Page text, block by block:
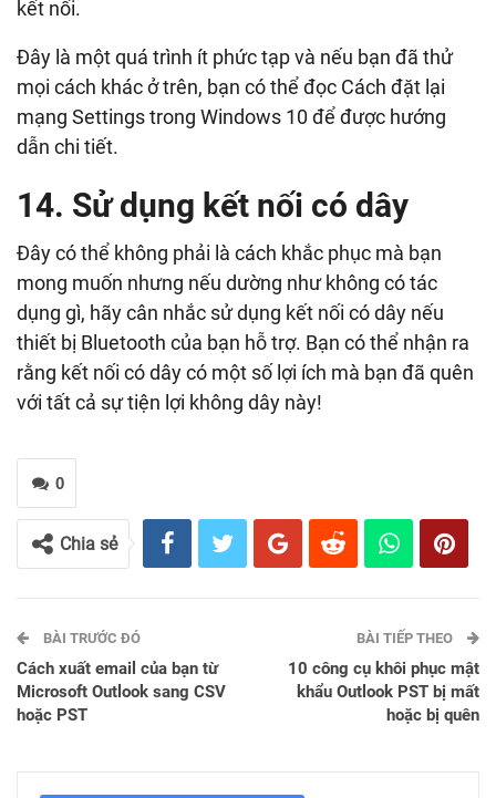
kết nối.
Đây là một quá trình ít phức tạp và nếu bạn đã thử
mọi cách khác ở trên, bạn có thể đọc Cách đặt lại
mạng Settings trong Windows 10 để được hướng
dẫn chi tiết.
14. Sử dụng kết nối có dây
Đây có thể không phải là cách khắc phục mà bạn
mong muốn nhưng nếu dường như không có tác
dụng gì, hãy cân nhắc sử dụng kết nối có dây nếu
thiết bị Bluetooth của bạn hỗ trợ. Bạn có thể nhận ra
rằng kết nối có dây có một số lợi ích mà bạn đã quên
với tất cả sự tiện lợi không dây này!
0
Chia sẻ
BÀI TRƯỚC ĐÓ
Cách xuất email của bạn từ
Microsoft Outlook sang CSV
hoặc PST
BÀI TIẾP THEO
10 công cụ khôi phục mật
khẩu Outlook PST bị mất
hoặc bị quên